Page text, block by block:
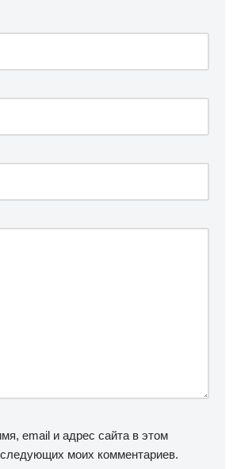
email и адрес сайта в этом
моих комментариев.